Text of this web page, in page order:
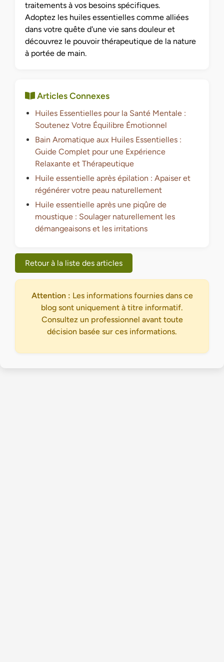
traitements à vos besoins spécifiques.
Adoptez les huiles essentielles comme alliées
dans votre quête d'une vie sans douleur et
découvrez le pouvoir thérapeutique de la nature
à portée de main.
Articles Connexes
Huiles Essentielles pour la Santé Mentale :
Soutenez Votre Équilibre Émotionnel
Bain Aromatique aux Huiles Essentielles :
Guide Complet pour une Expérience
Relaxante et Thérapeutique
Huile essentielle après épilation : Apaiser et
régénérer votre peau naturellement
Huile essentielle après une piqûre de
moustique : Soulager naturellement les
démangeaisons et les irritations
Retour à la liste des articles
Attention : Les informations fournies dans ce
blog sont uniquement à titre informatif.
Consultez un professionnel avant toute
décision basée sur ces informations.